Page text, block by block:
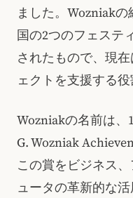
ました。Wozniakの
国の2つのフェステ
されたもので、現
ェクトを支援する役
Wozniakの名前は、
G. Wozniak
この賞をビジネス
ュータの革新的な